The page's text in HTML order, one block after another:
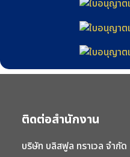
ติดต่อสำนักงาน
บริษัท บลิสฟูล ทราเวล จำกัด